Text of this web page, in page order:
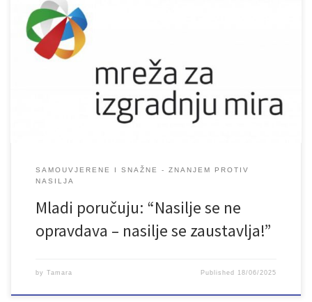
SAMOUVJERENE I SNAŽNE - ZNANJEM PROTIV
NASILJA
Mladi poručuju: “Nasilje se ne
opravdava – nasilje se zaustavlja!”
by Tamara Published 18/06/2025